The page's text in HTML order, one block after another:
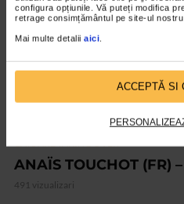
configura opțiunile. Vă puteți modifica
retrage consimțământul pe site-ul
Mai multe detalii aici
ACCEPTĂ SI
CATS ARE TAKING OVER
ANAÏS TOUCHOT (FR)
491 vizualizari